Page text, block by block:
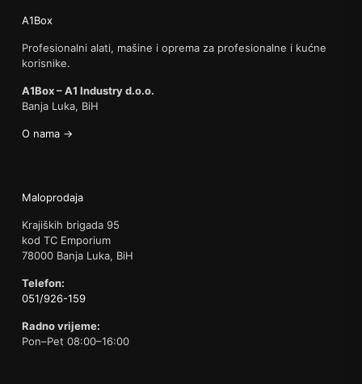
A1Box
Profesionalni alati, mašine i oprema za profesionalne i kućne
korisnike.
A1Box – A1 Industry d.o.o.
Banja Luka, BiH
O nama →
Maloprodaja
Krajiških brigada 95
kod TC Emporium
78000 Banja Luka, BiH
Telefon:
051/926-159
Radno vrijeme:
Pon–Pet 08:00–16:00